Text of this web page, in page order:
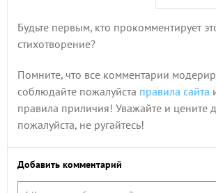
Будьте первым, кто прокомментирует
стихотворение?
Помните, что все комментарии
соблюдайте пожалуйста правила сайта
правила приличия! Уважайте и цените
пожалуйста, не ругайтесь!
Добавить комментарий